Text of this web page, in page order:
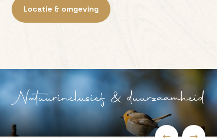
Locatie & omgeving
Natuurinclusief & duurzaamheid